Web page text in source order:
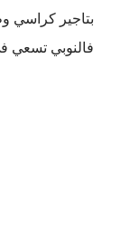
بتاجير كراسي
فالنوبي تسعي